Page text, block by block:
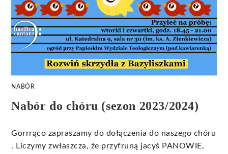
NABÓR
Nabór do chóru (sezon 2023/2024)
Gorrrąco zapraszamy do dołączenia do naszego chóru
. Liczymy zwłaszcza, że przyfruną jacyś PANOWIE,